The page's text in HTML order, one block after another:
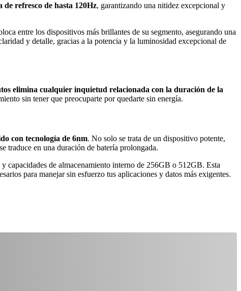
refresco de hasta 120Hz, garantizando una nitidez excepcional y
entre los dispositivos más brillantes de su segmento, asegurando una
y detalle, gracias a la potencia y la luminosidad excepcional de
elimina cualquier inquietud relacionada con la duración de la
sin tener que preocuparte por quedarte sin energía.
con tecnología de 6nm. No solo se trata de un dispositivo potente,
traduce en una duración de batería prolongada.
de almacenamiento interno de 256GB o 512GB. Esta
para manejar sin esfuerzo tus aplicaciones y datos más exigentes.